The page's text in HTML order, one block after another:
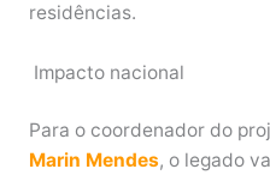
residências.
Impacto nacional
Para o coordenador do
Marin Mendes, o legado